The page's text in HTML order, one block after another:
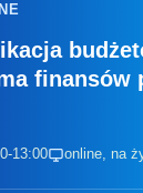
finansów
13:00 online, na